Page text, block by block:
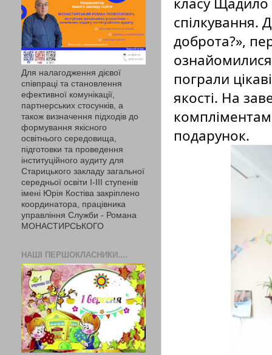
спілкування.
доброта?»,
пограли
якості. На
подарунок.
Для налагодження дієвої
співпраці та становлення
ефективної комунікації,
партнерських стосунків, а
також визначення підходів до
формування якісного
освітнього середовища,
підготовки та проведення
інституційного аудиту для
Старицького закладу загальної
середньої освіти І-ІІІ ступенів
імені Юрія Костіва закріплено
координатора, працівника
управління Служби - Романа
МОНАСТИРСЬКОГО
НАШІ ПЕРШОКЛАСНИКИ....